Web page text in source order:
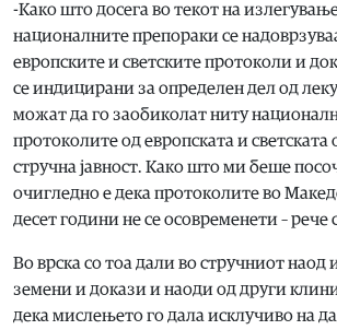
-Како што досега во текот на
националните препораки се
европските и светските протоколи и
се индицирани за определен дел од
можат да го заобиколат ниту
протоколите од европската и
стручна јавност. Како што ми беше
очигледно е дека протоколите во
десет години не се осовременети – рече
Во врска со тоа дали во стручниот наод
земени и докази и наоди од други
дека мислењето го дала исклучиво на